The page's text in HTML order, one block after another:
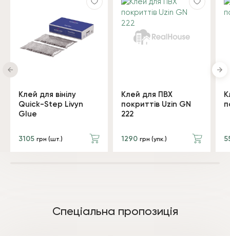
Клей для вінілу
Quick-Step Livyn
Glue
3105 грн (шт.)
Клей для ПВХ
покриттів Uzin GN
222
1290 грн (упк.)
Спеціальна пропозиція